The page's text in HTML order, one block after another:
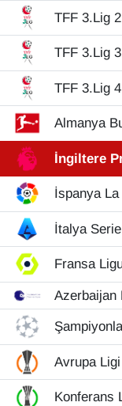
TFF 3.Lig
TFF 3.Lig
TFF 3.Lig
Almanya
İngiltere
İspanya La
İtalya
Fransa
Azerbaijan
Avrupa Ligi
Konferans
YEREL